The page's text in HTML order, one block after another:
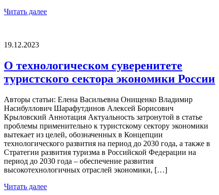
Читать далее
19.12.2023
О технологическом суверенитете
туристского сектора экономики России
Авторы статьи: Елена Васильевна Онищенко Владимир
Насибуллович Шарафутдинов Алексей Борисович
Крыловский Aннотация Актуальность затронутой в статье
проблемы применительно к туристскому сектору экономики
вытекает из целей, обозначенных в Концепции
технологического развития на период до 2030 года, а также в
Стратегии развития туризма в Российской Федерации на
период до 2030 года – обеспечение развития
высокотехнологичных отраслей экономики, […]
Читать далее